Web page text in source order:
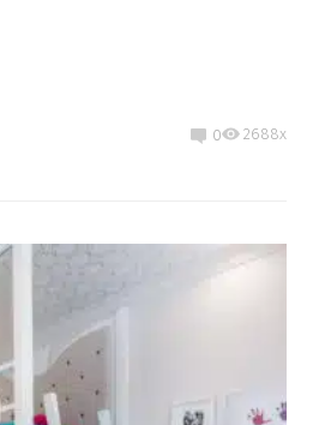
0 2688x